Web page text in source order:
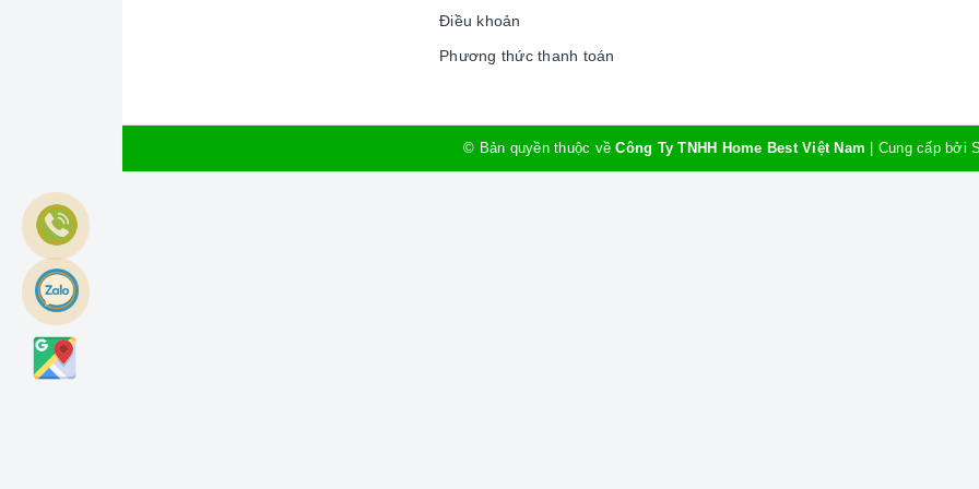
Điều khoản
Phương thức thanh toán
© Bản quyền thuộc vềCông Ty TNHH Home Best Việt Nam Cung cấp bởi